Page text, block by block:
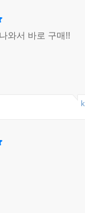
와서 바로 구매!!